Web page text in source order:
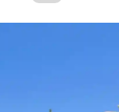
Contacten